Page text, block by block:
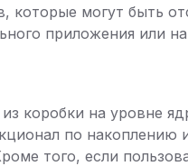
которые могут быть
приложения или
коробки на уровне
по накоплению
того, если